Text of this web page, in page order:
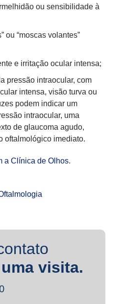
ou sensibilidade à
ou “moscas volantes”
e irritação ocular intensa;
pressão intraocular, com
intensa, visão turva ou
podem indicar um
intraocular, uma
de glaucoma agudo,
oftalmológico imediato.
a Clínica de Olhos.
visita.